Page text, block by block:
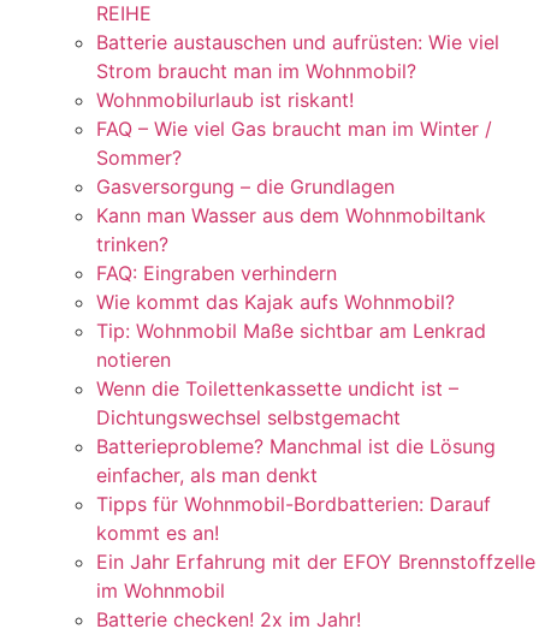
REIHE
Batterie austauschen und aufrüsten: Wie viel
Strom braucht man im Wohnmobil?
Wohnmobilurlaub ist riskant!
FAQ – Wie viel Gas braucht man im Winter /
Sommer?
Gasversorgung – die Grundlagen
Kann man Wasser aus dem Wohnmobiltank
trinken?
FAQ: Eingraben verhindern
Wie kommt das Kajak aufs Wohnmobil?
Tip: Wohnmobil Maße sichtbar am Lenkrad
notieren
Wenn die Toilettenkassette undicht ist –
Dichtungswechsel selbstgemacht
Batterieprobleme? Manchmal ist die Lösung
einfacher, als man denkt
Tipps für Wohnmobil-Bordbatterien: Darauf
kommt es an!
Ein Jahr Erfahrung mit der EFOY Brennstoffzelle
im Wohnmobil
Batterie checken! 2x im Jahr!